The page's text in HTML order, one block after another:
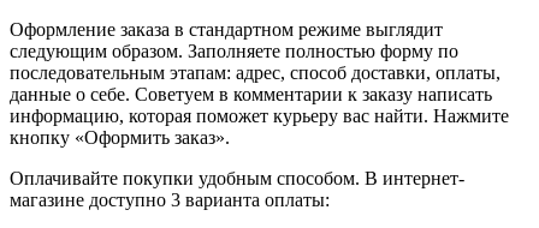
Оформление заказа в стандартном режиме выглядит
следующим образом. Заполняете полностью форму по
последовательным этапам: адрес, способ доставки, оплаты,
данные о себе. Советуем в комментарии к заказу написать
информацию, которая поможет курьеру вас найти. Нажмите
кнопку «Оформить заказ».
Оплачивайте покупки удобным способом. В интернет-
магазине доступно 3 варианта оплаты: